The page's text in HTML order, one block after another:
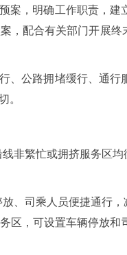
案，明确工作职责，
，配合有关部门开展
公路拥堵缓行、通
非繁忙或拥挤服务区
、司乘人员便捷通行
，可设置车辆停放